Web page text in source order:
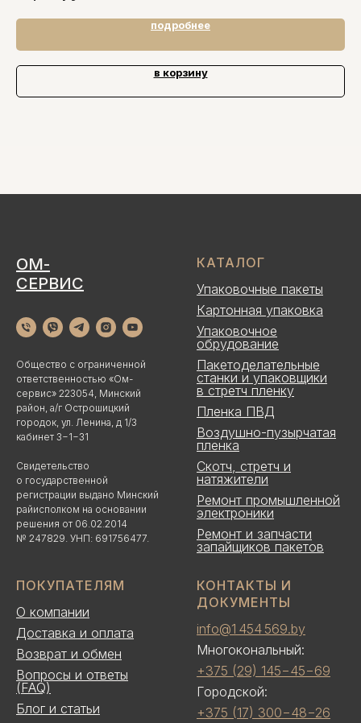
подробнее
в корзину
ОМ-
СЕРВИС
Общество с ограниченной
ответственностью «Ом-
сервис» 223054, Минский
район, а/г Острошицкий
городок, ул. Ленина, д 1/3
кабинет 3−1−31
Свидетельство
о государственной
регистрации выдано Минский
райисполком на основании
решения от 06.02.2014
№ 247829. УНП: 691756477.
КАТАЛОГ
Упаковочные пакеты
Картонная упаковка
Упаковочное
обрудование
Пакетоделательные
станки и упаковщики
в стретч пленку
Пленка ПВД
Воздушно-пузырчатая
пленка
Скотч, стретч и
натяжители
Ремонт промышленной
электроники
Ремонт и запчасти
запайщиков пакетов
ПОКУПАТЕЛЯМ
О компании
Доставка и оплата
Возврат и обмен
Вопросы и ответы
(FAQ)
Блог и статьи
КОНТАКТЫ И
ДОКУМЕНТЫ
info@1 454 569.by
Многокональный:
+375 (29) 145−45−69
Городской:
+375 (17) 300−48−26